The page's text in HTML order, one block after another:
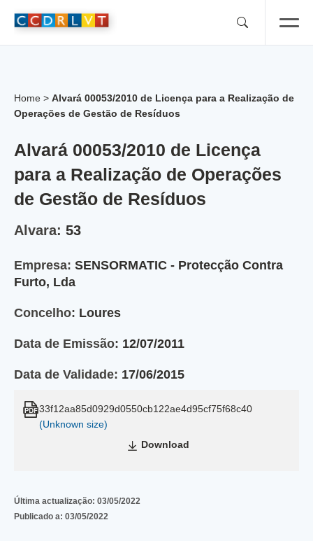
Home > Alvará 00053/2010 de Licença para a Realização de
Operações de Gestão de Resíduos
Alvará 00053/2010 de Licença
para a Realização de Operações
de Gestão de Resíduos
Alvara: 53
Empresa: SENSORMATIC - Protecção Contra
Furto, Lda
Concelho: Loures
Data de Emissão: 12/07/2011
Data de Validade: 17/06/2015
33f12aa85d0929d0550cb122ae4d95cf75f68c40
(Unknown size)
Download
Última actualização: 03/05/2022
Publicado a: 03/05/2022